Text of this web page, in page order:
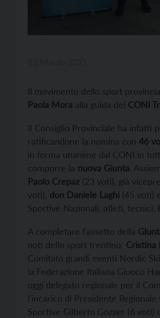
Il movimento dello sport
Paola Mora alla guida del CONI
Il Consiglio Provinciale ha infatti
ratificandone la nomina con 46
in forma unanime dal CONI in
comporre la nuova Giunta.
Paolo Crepaz (23 voti), già
voti), don Daniele Laghi (45 voti) e
Sportive Nazionali, atleti, tecnici,
A completare l’assetto della
noti dello sport trentino: Cristina
Comitato grandi eventi Nordic
la Federazione Italiana Giuoco
oggi delegato regionale per il
l’incarico di Presidente
Sportive Gilberto Gozzer (6 voti)